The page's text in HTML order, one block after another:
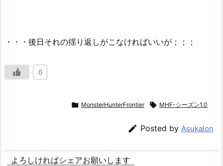
・・・後日それの揺り返しがこなければいいが；；；
0
 MonsterHunterFrontier  MHF-シーズン1.0
 Posted by Asukalon
よろしければシェアお願いします